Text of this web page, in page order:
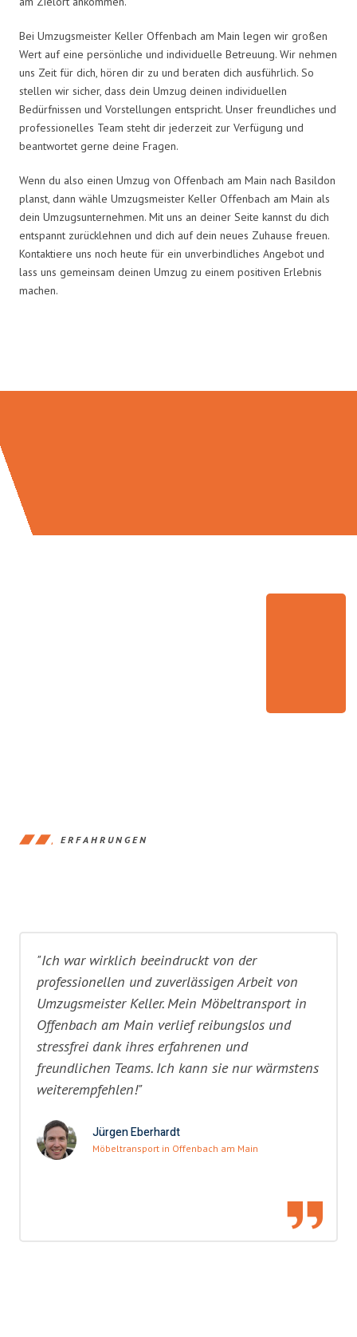
Bei Umzugsmeister Keller Offenbach am Main legen wir großen
Wert auf eine persönliche und individuelle Betreuung. Wir nehmen
uns Zeit für dich, hören dir zu und beraten dich ausführlich. So
stellen wir sicher, dass dein Umzug deinen individuellen
Bedürfnissen und Vorstellungen entspricht. Unser freundliches und
professionelles Team steht dir jederzeit zur Verfügung und
beantwortet gerne deine Fragen.
Wenn du also einen Umzug von Offenbach am Main nach Basildon
planst, dann wähle Umzugsmeister Keller Offenbach am Main als
dein Umzugsunternehmen. Mit uns an deiner Seite kannst du dich
entspannt zurücklehnen und dich auf dein neues Zuhause freuen.
Kontaktiere uns noch heute für ein unverbindliches Angebot und
lass uns gemeinsam deinen Umzug zu einem positiven Erlebnis
machen.
ERFAHRUNGEN
"Ich war wirklich beeindruckt von der
professionellen und zuverlässigen Arbeit von
Umzugsmeister Keller. Mein Möbeltransport in
Offenbach am Main verlief reibungslos und
stressfrei dank ihres erfahrenen und
freundlichen Teams. Ich kann sie nur wärmstens
weiterempfehlen!"
Jürgen Eberhardt
Möbeltransport in Offenbach am Main